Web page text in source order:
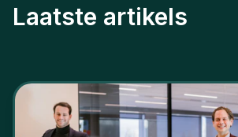
Laatste artikels